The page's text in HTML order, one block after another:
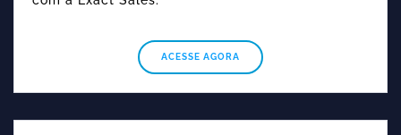
ACESSE AGORA